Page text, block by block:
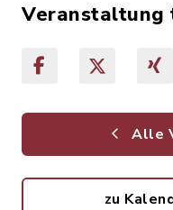
Veranstaltung
Alle
zu